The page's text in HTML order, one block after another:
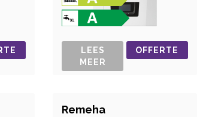
LEES
MEER
OFFERTE
Remeha